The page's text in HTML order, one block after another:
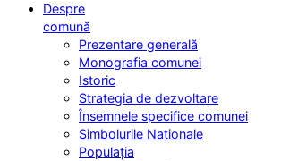
Despre
comună
Prezentare generală
Monografia comunei
Istoric
Strategia de dezvoltare
Însemnele specifice comunei
Simbolurile Naționale
Populația